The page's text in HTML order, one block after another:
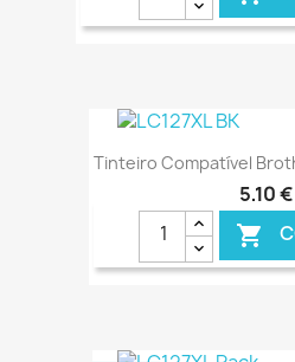
Tinteiro Compatível
5,10 €
